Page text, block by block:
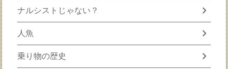
ナルシストじゃない？ chevron_right
人魚 chevron_right
乗り物の歴史 chevron_right